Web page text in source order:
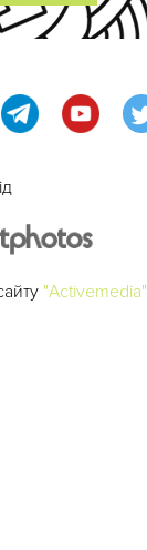
"Activemedia"